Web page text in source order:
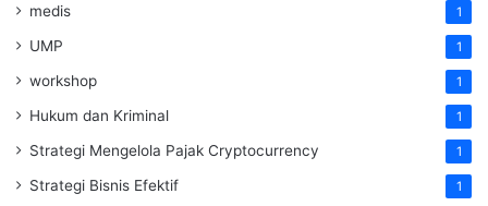
medis 1
UMP 1
workshop 1
Hukum dan Kriminal 1
Strategi Mengelola Pajak Cryptocurrency 1
Strategi Bisnis Efektif 1